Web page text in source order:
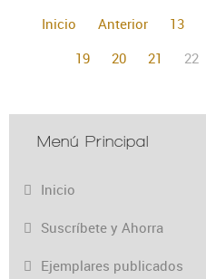
Inicio
Anterior 13
19
20 21 22
Menú Principal
Inicio
Suscríbete y Ahorra
Ejemplares publicados